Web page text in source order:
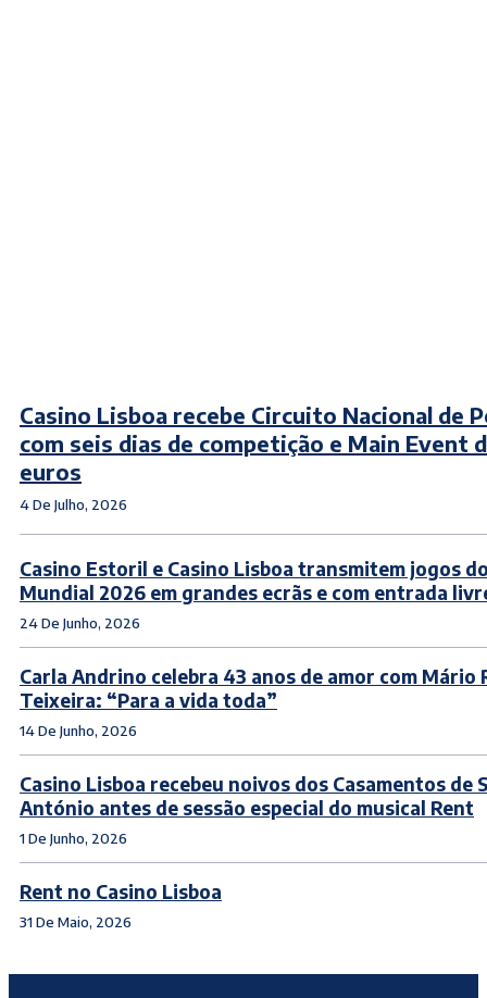
Casino Lisboa recebe Circuito Nacional de
com seis dias de competição e Main Event
euros
4 De Julho, 2026
Casino Estoril e Casino Lisboa transmitem jogos
Mundial 2026 em grandes ecrãs e com entrada
24 De Junho, 2026
Carla Andrino celebra 43 anos de amor com Mário
Teixeira: “Para a vida toda”
14 De Junho, 2026
Casino Lisboa recebeu noivos dos Casamentos de
António antes de sessão especial do musical Rent
1 De Junho, 2026
Rent no Casino Lisboa
31 De Maio, 2026